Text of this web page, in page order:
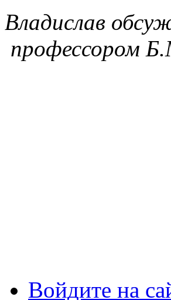
Владислав
профессором
Войдите на